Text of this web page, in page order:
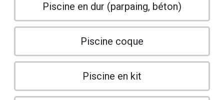
Piscine en dur (parpaing, béton)
Piscine coque
Piscine en kit